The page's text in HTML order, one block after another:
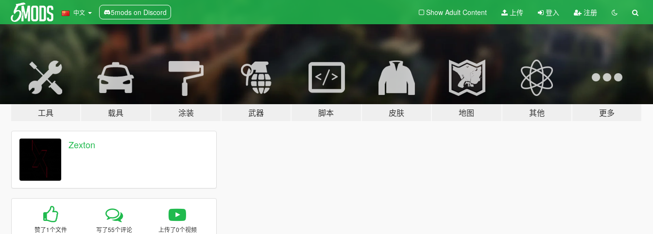
中文 5mods on Discord Show Adult Content 上传 登入 注册
工具 载具 涂装 武器 脚本 皮肤 地图 其他 更多
Zexton
赞了1个文件 写了55个评论 上传了0个视频